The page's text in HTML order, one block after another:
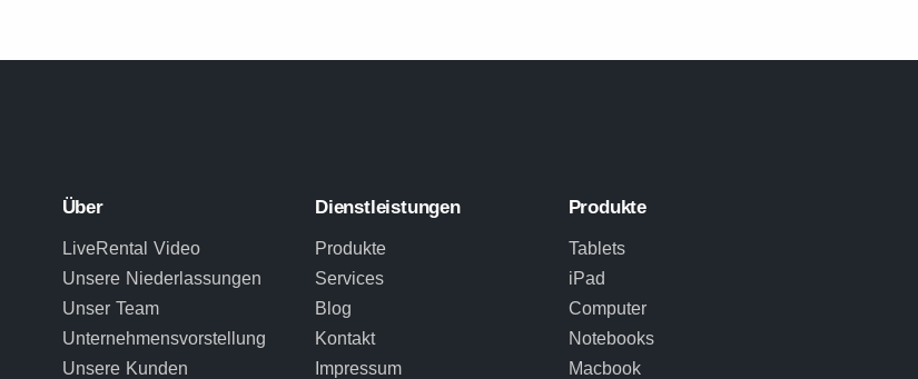
Über
LiveRental Video
Unsere Niederlassungen
Unser Team
Unternehmensvorstellung
Unsere Kunden
Dienstleistungen
Produkte
Services
Blog
Kontakt
Impressum
Produkte
Tablets
iPad
Computer
Notebooks
Macbook